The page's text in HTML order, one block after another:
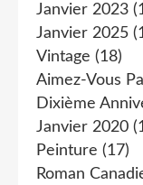
Janvier 2023
Janvier 2025
Vintage (18)
Aimez-Vous
Dixième
Janvier 2020
Peinture (17)
Roman